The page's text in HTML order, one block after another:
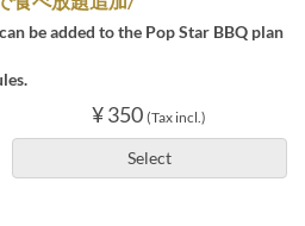
be added to the Pop Star BBQ plan
¥ 350 (Tax incl.)
Select